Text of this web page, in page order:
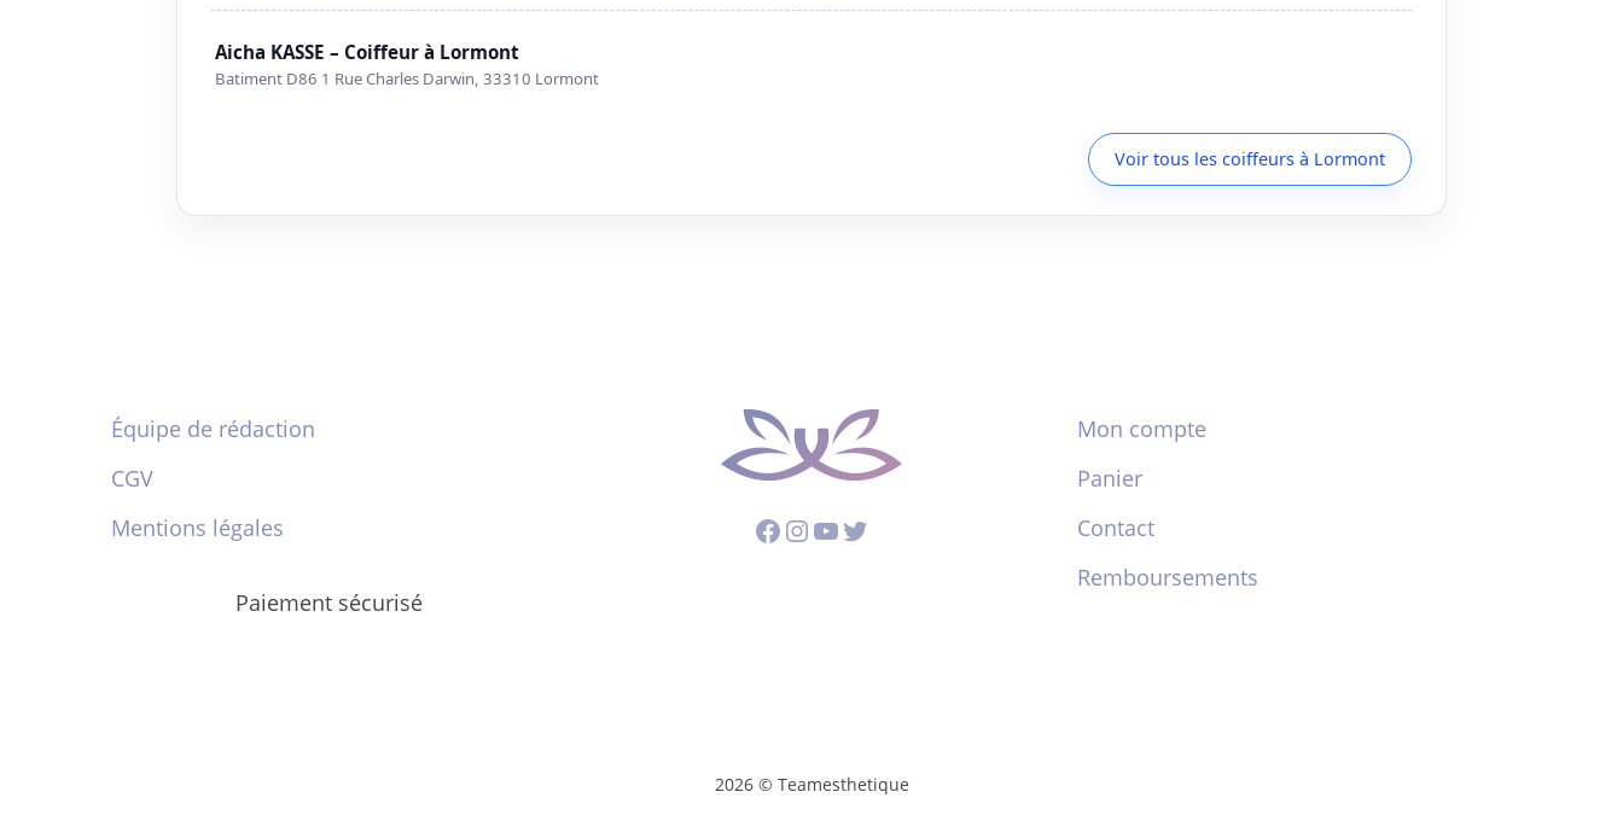
Aicha KASSE – Coiffeur à Lormont
Batiment D86 1 Rue Charles Darwin, 33310 Lormont
Voir tous les coiffeurs à Lormont
Équipe de rédaction
CGV
Mentions légales
Paiement sécurisé
Facebook
Instagram
YouTube
Twitter
Mon compte
Panier
Contact
Remboursements
2026 © Teamesthetique